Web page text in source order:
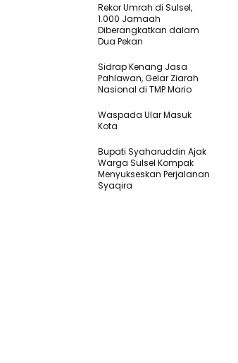
Rekor Umrah di Sulsel,
1.000 Jamaah
Diberangkatkan dalam
Dua Pekan
Sidrap Kenang Jasa
Pahlawan, Gelar Ziarah
Nasional di TMP Mario
Waspada Ular Masuk
Kota
Bupati Syaharuddin Ajak
Warga Sulsel Kompak
Menyukseskan Perjalanan
Syaqira